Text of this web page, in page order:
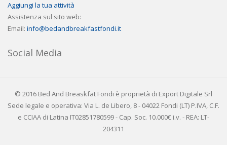
Aggiungi la tua attività
Assistenza sul sito web:
Email: info@bedandbreakfastfondi.it
Social Media
© 2016 Bed And Breaskfat Fondi è proprietà di Export Digitale Srl
Sede legale e operativa: Via L. de Libero, 8 - 04022 Fondi (LT) P.IVA, C.F.
e CCIAA di Latina IT02851780599 - Cap. Soc. 10.000€ i.v. - REA: LT-
204311